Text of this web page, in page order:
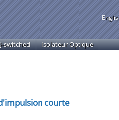
switched Isolateur Optique
courte